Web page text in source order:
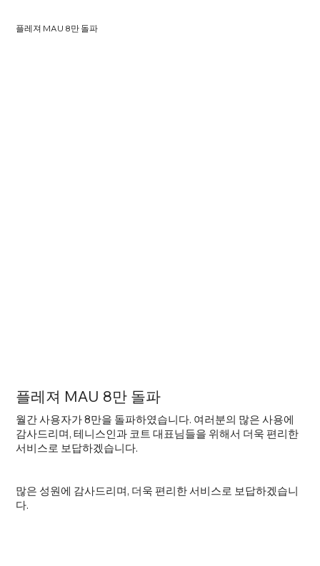
플레져 MAU 8만 돌파
플레져 MAU 8만 돌파
월간 사용자가 8만을 돌파하였습니다. 여러분의 많은 사용에
감사드리며, 테니스인과 코트 대표님들을 위해서 더욱 편리한
서비스로 보답하겠습니다.
많은 성원에 감사드리며, 더욱 편리한 서비스로 보답하겠습니
다.